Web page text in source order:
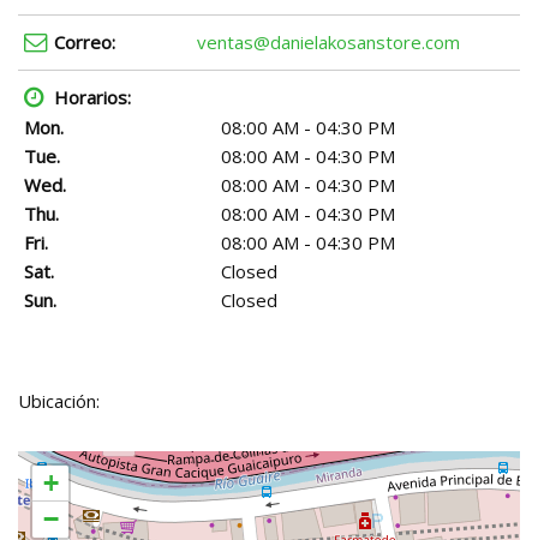
Correo: ventas@danielakosanstore.com
Horarios:
Mon.
08:00 AM - 04:30 PM
Tue.
08:00 AM - 04:30 PM
Wed.
08:00 AM - 04:30 PM
Thu.
08:00 AM - 04:30 PM
Fri.
08:00 AM - 04:30 PM
Sat.
Closed
Sun.
Closed
Ubicación:
+
−